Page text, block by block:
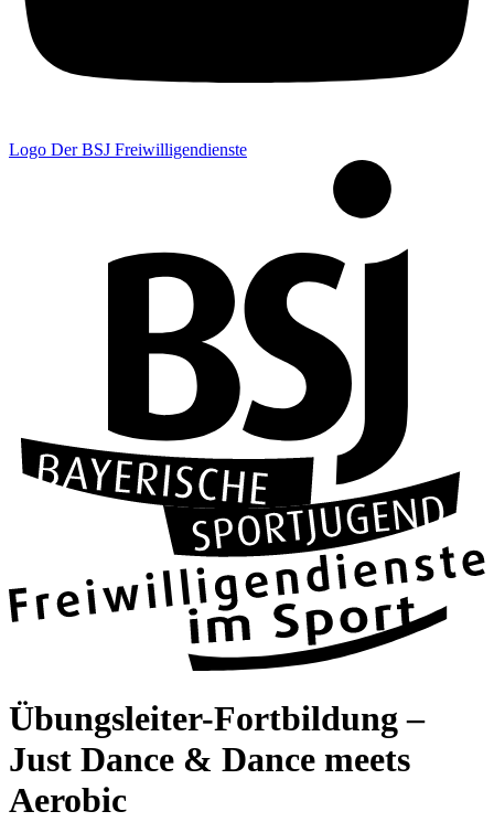
Logo Der BSJ Freiwilligendienste
Übungs­lei­ter-Fort­bil­dung –
Just Dance & Dance meets
Aero­bic